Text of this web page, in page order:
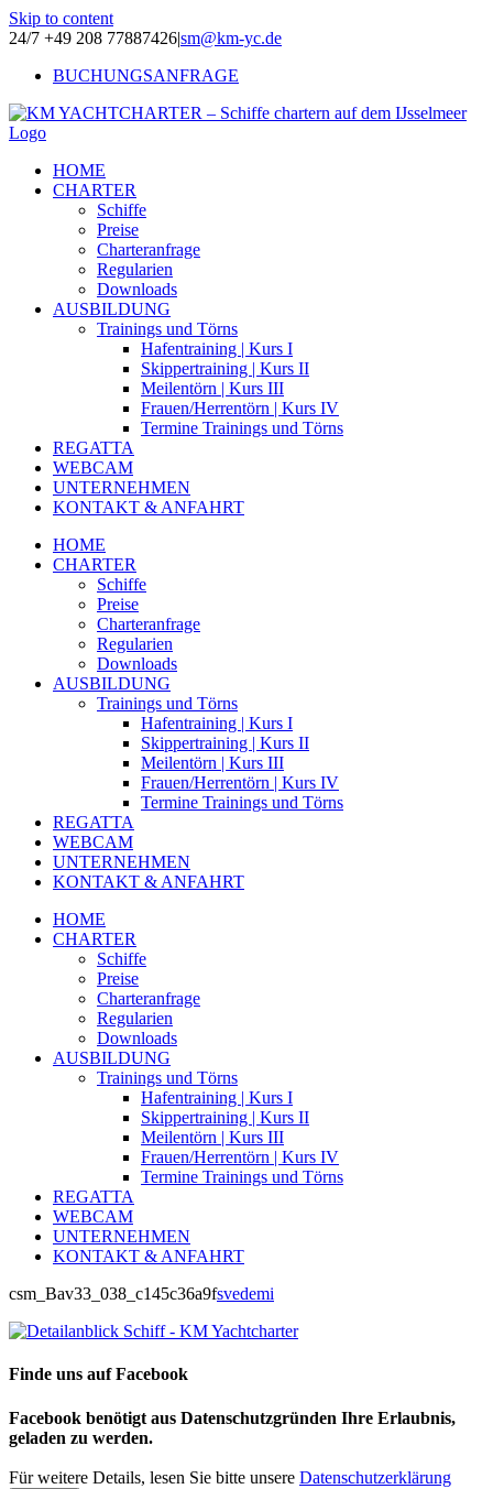
Skip to content
24/7 +49 208 77887426|sm@km-yc.de
BUCHUNGSANFRAGE
HOME
CHARTER
Schiffe
Preise
Charteranfrage
Regularien
Downloads
AUSBILDUNG
Trainings und Törns
Hafentraining | Kurs I
Skippertraining | Kurs II
Meilentörn | Kurs III
Frauen/Herrentörn | Kurs IV
Termine Trainings und Törns
REGATTA
WEBCAM
UNTERNEHMEN
KONTAKT & ANFAHRT
HOME
CHARTER
Schiffe
Preise
Charteranfrage
Regularien
Downloads
AUSBILDUNG
Trainings und Törns
Hafentraining | Kurs I
Skippertraining | Kurs II
Meilentörn | Kurs III
Frauen/Herrentörn | Kurs IV
Termine Trainings und Törns
REGATTA
WEBCAM
UNTERNEHMEN
KONTAKT & ANFAHRT
HOME
CHARTER
Schiffe
Preise
Charteranfrage
Regularien
Downloads
AUSBILDUNG
Trainings und Törns
Hafentraining | Kurs I
Skippertraining | Kurs II
Meilentörn | Kurs III
Frauen/Herrentörn | Kurs IV
Termine Trainings und Törns
REGATTA
WEBCAM
UNTERNEHMEN
KONTAKT & ANFAHRT
csm_Bav33_038_c145c36a9fsvedemi
Finde uns auf Facebook
Facebook benötigt aus Datenschutzgründen Ihre Erlaubnis,
geladen zu werden.
Für weitere Details, lesen Sie bitte unsere Datenschutzerklärung